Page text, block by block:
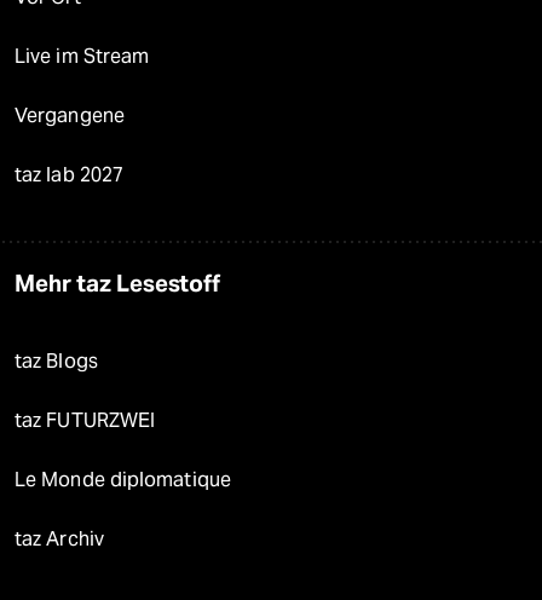
Live im Stream
Vergangene
taz lab 2027
Mehr taz Lesestoff
taz Blogs
taz FUTURZWEI
Le Monde diplomatique
taz Archiv